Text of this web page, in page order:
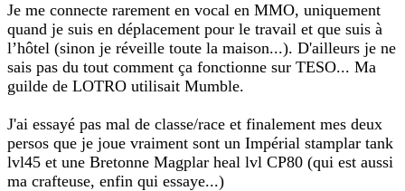
Je me connecte rarement en vocal en MMO, uniquement
quand je suis en déplacement pour le travail et que suis à
l’hôtel (sinon je réveille toute la maison...). D'ailleurs je ne
sais pas du tout comment ça fonctionne sur TESO... Ma
guilde de LOTRO utilisait Mumble.
J'ai essayé pas mal de classe/race et finalement mes deux
persos que je joue vraiment sont un Impérial stamplar tank
lvl45 et une Bretonne Magplar heal lvl CP80 (qui est aussi
ma crafteuse, enfin qui essaye...)